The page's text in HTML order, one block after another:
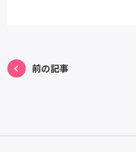
前の記事